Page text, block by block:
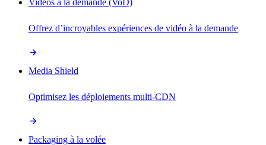
Vidéos à la demande (VoD)
Offrez d’incroyables expériences de vidéo à la demande
Media Shield
Optimisez les déploiements multi-CDN
Packaging à la volée